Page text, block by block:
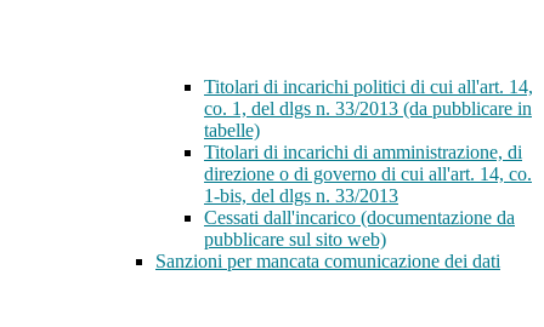
Titolari di incarichi politici di cui all'art. 14,
co. 1, del dlgs n. 33/2013 (da pubblicare in
tabelle)
Titolari di incarichi di amministrazione, di
direzione o di governo di cui all'art. 14, co.
1-bis, del dlgs n. 33/2013
Cessati dall'incarico (documentazione da
pubblicare sul sito web)
Sanzioni per mancata comunicazione dei dati